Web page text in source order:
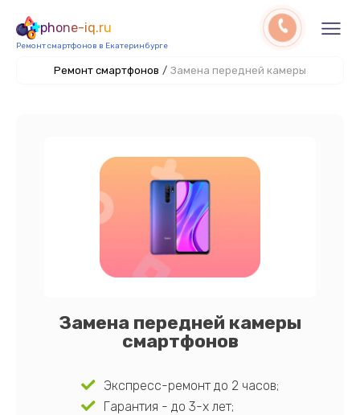
phone-iq.ru
Ремонт смартфонов в Екатеринбурге
Ремонт смартфонов / Замена передней камеры
Замена передней камеры
смартфонов
Экспресс-ремонт до 2 часов;
Гарантия - до 3-х лет;